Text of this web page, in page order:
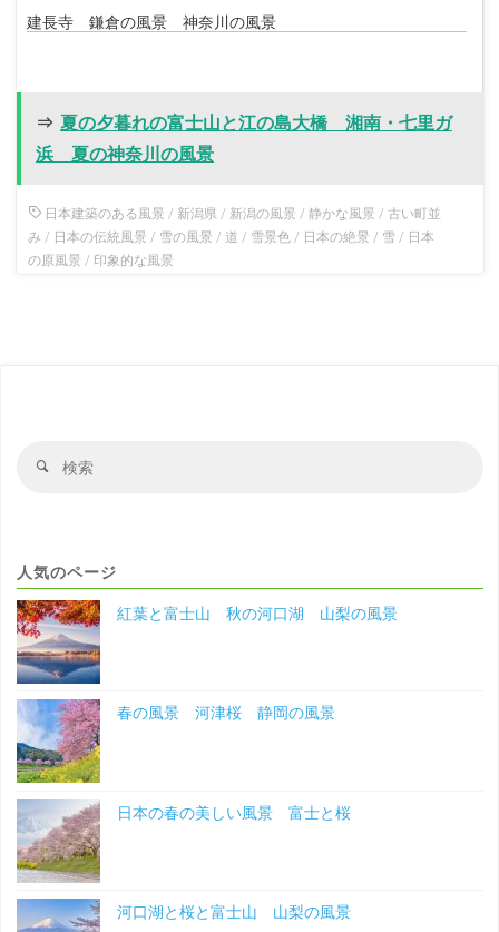
建長寺 鎌倉の風景 神奈川の風景
⇒ 夏の夕暮れの富士山と江の島大橋 湘南・七里ガ
浜 夏の神奈川の風景
日本建築のある風景 / 新潟県 / 新潟の風景 / 静かな風景 / 古い町並
み / 日本の伝統風景 / 雪の風景 / 道 / 雪景色 / 日本の絶景 / 雪/ 日本
の原風景 / 印象的な風景
検
人気のページ
紅葉と富士山 秋の河口湖 山梨の風景
春の風景 河津桜 静岡の風景
日本の春の美しい風景 富士と桜
河口湖と桜と富士山 山梨の風景